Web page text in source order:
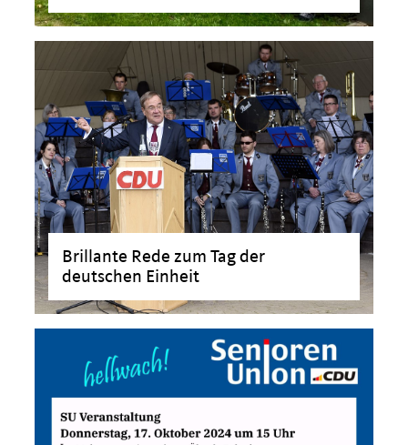
Brillante Rede zum Tag der
deutschen Einheit